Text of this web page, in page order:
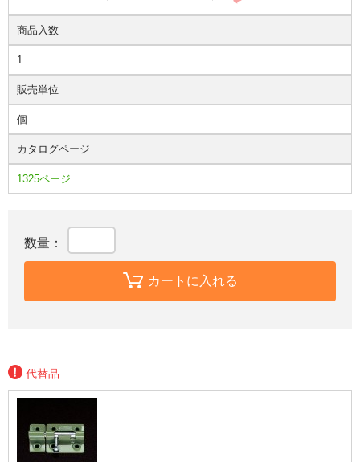
商品入数
1
販売単位
個
カタログページ
1325ページ
数量：
カートに入れる
代替品